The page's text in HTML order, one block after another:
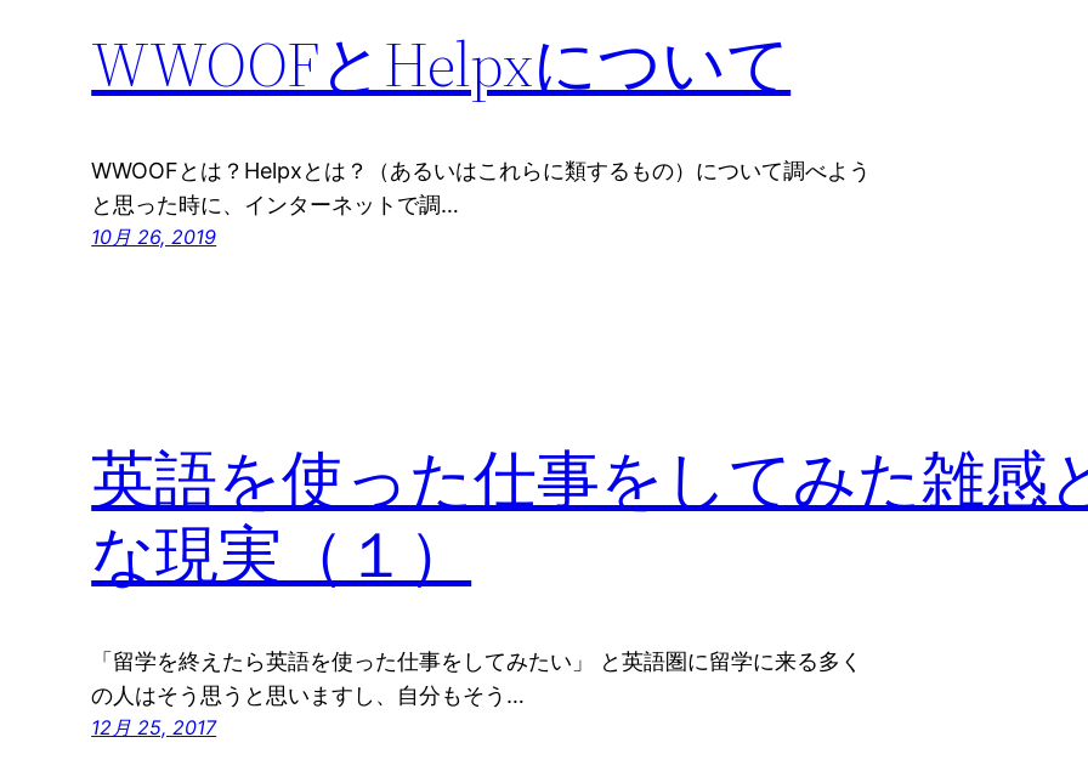
WWOOFとHelpxについて
WWOOFとは？Helpxとは？（あるいはこれらに類するもの）について調べよう
と思った時に、インターネットで調…
10月 26, 2019
英語を使った仕事をしてみた雑感
な現実（１）
「留学を終えたら英語を使った仕事をしてみたい」 と英語圏に留学に来る多く
の人はそう思うと思いますし、自分もそう…
12月 25, 2017